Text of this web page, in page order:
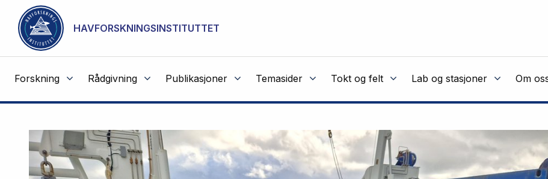
Gå til hovedinnhold
HAVFORSKNINGSINSTITUTTET
Forskning Rådgivning Publikasjoner Temasider Tokt og felt Lab og stasjoner Om
NOT CACHED
Havforskningsinstituttet
Fremhevede
artikler